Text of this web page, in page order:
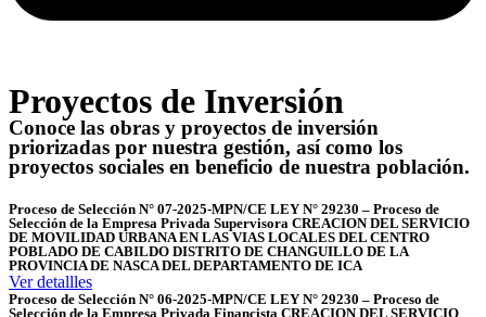
Proyectos de Inversión
Conoce las obras y proyectos de inversión
priorizadas por nuestra gestión, así como los
proyectos sociales en beneficio de nuestra población.
Proceso de Selección N° 07-2025-MPN/CE LEY N° 29230 – Proceso de
Selección de la Empresa Privada Supervisora CREACION DEL SERVICIO
DE MOVILIDAD URBANA EN LAS VIAS LOCALES DEL CENTRO
POBLADO DE CABILDO DISTRITO DE CHANGUILLO DE LA
PROVINCIA DE NASCA DEL DEPARTAMENTO DE ICA
Ver detallles
Proceso de Selección N° 06-2025-MPN/CE LEY N° 29230 – Proceso de
Selección de la Empresa Privada Financista CREACION DEL SERVICIO